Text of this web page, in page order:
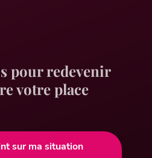
pour redevenir
votre place
sur ma situation